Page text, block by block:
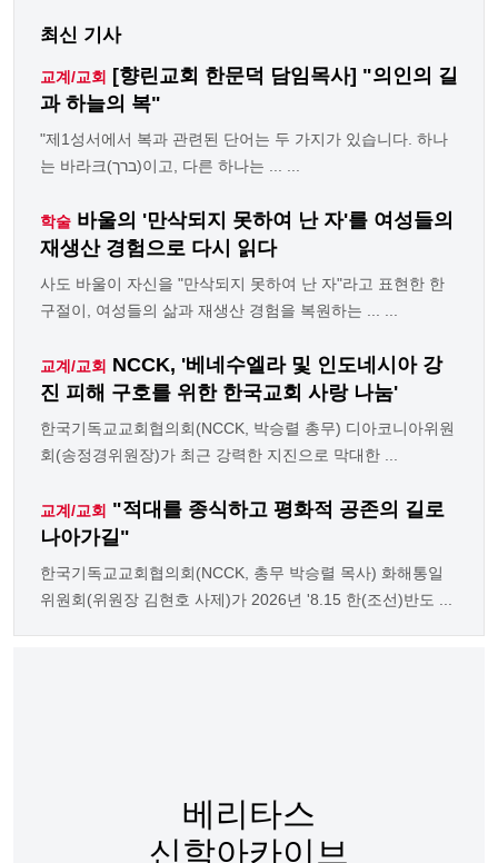
최신 기사
교계/교회 [향린교회 한문덕 담임목사] "의인의 길
과 하늘의 복"
"제1성서에서 복과 관련된 단어는 두 가지가 있습니다. 하나
는 바라크(ברך)이고, 다른 하나는 ... ...
학술 바울의 '만삭되지 못하여 난 자'를 여성들의
재생산 경험으로 다시 읽다
사도 바울이 자신을 "만삭되지 못하여 난 자"라고 표현한 한
구절이, 여성들의 삶과 재생산 경험을 복원하는 ... ...
교계/교회 NCCK, '베네수엘라 및 인도네시아 강
진 피해 구호를 위한 한국교회 사랑 나눔'
한국기독교교회협의회(NCCK, 박승렬 총무) 디아코니아위원
회(송정경위원장)가 최근 강력한 지진으로 막대한 ...
교계/교회 "적대를 종식하고 평화적 공존의 길로
나아가길"
한국기독교교회협의회(NCCK, 총무 박승렬 목사) 화해통일
위원회(위원장 김현호 사제)가 2026년 '8.15 한(조선)반도 ...
베리타스
신학아카이브